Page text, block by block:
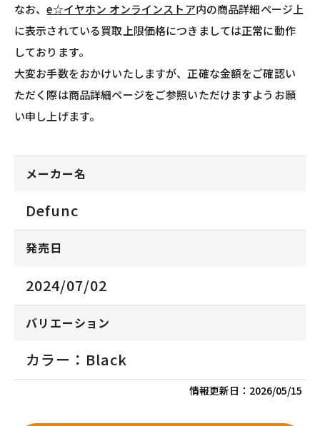
なお、e☆イヤホン オンラインストア内の商品詳細ページ上
に表示されている買取上限価格につきましては正常に動作
しております。
大変お手数をおかけいたしますが、正確な金額をご確認い
ただく際は商品詳細ページをご参照いただけますようお願
い申し上げます。
メーカー名
Defunc
発売日
2024/07/02
バリエーション
カラー：Black
情報更新日： 2026/05/15